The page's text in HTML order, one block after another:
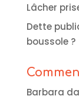
Lâcher
Dette
boussole ?
Barbara